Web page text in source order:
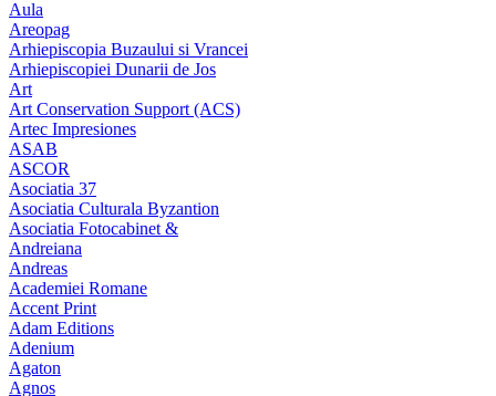
Aula
Areopag
Arhiepiscopia Buzaului si Vrancei
Arhiepiscopiei Dunarii de Jos
Art
Art Conservation Support (ACS)
Artec Impresiones
ASAB
ASCOR
Asociatia 37
Asociatia Culturala Byzantion
Asociatia Fotocabinet &
Andreiana
Andreas
Academiei Romane
Accent Print
Adam Editions
Adenium
Agaton
Agnos